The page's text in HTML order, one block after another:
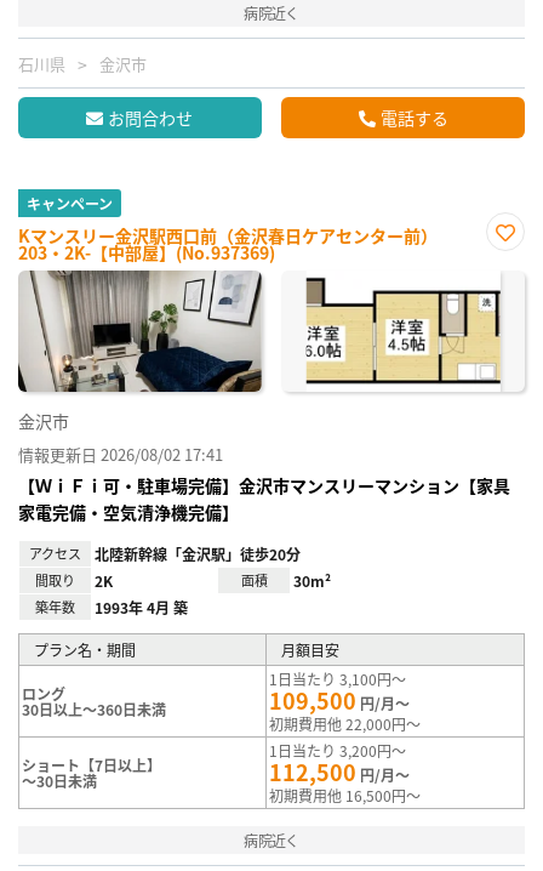
病院近く
石川県 金沢市
お問合わせ 電話する
キャンペーン
Kマンスリー金沢駅西口前（金沢春日ケアセンター前）
203・2K-【中部屋】(No.937369)
に入
り登
録
金沢市
情報更新日 2026/08/02 17:41
【ＷｉＦｉ可・駐車場完備】金沢市マンスリーマンション【家具
家電完備・空気清浄機完備】
アクセス 北陸新幹線「金沢駅」徒歩20分
間取り 2K 面積 30m²
築年数 1993年 4月 築
プラン名・期間 月額目安
ロング
30日以上～360日未満
1日当たり 3,100円～
109,500 円/月～
初期費用他 22,000円～
ショート【7日以上】
～30日未満
1日当たり 3,200円～
112,500 円/月～
初期費用他 16,500円～
病院近く